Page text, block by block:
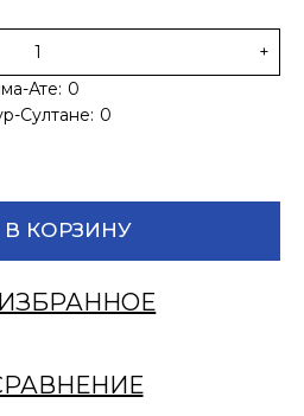
+
Ате: 0
Султане: 0
В КОРЗИНУ